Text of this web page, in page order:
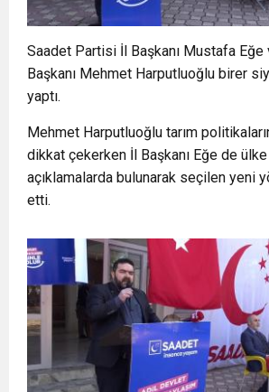
Saadet Partisi İl Başkanı Mustafa Eğe
Başkanı Mehmet Harputluoğlu birer
yaptı.
Mehmet Harputluoğlu tarım
dikkat çekerken İl Başkanı Eğe de
açıklamalarda bulunarak seçilen yeni
etti.